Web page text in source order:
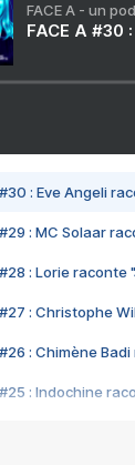
FACE A - un
FACE A #30
#30 : Eve Angeli
#29 : MC Solaar
#28 : Lorie raconte
#27 : Christophe
#26 : Chimène
#25 : Indochine